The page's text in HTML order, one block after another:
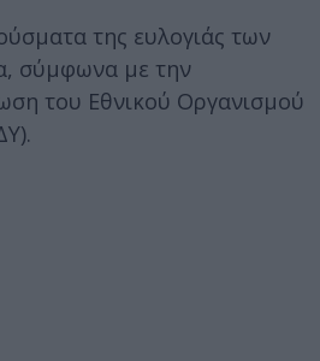
της ευλογιάς των
σύμφωνα με την
του Εθνικού Οργανισμού